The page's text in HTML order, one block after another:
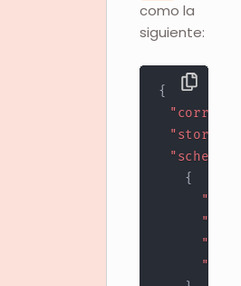
como la
siguiente:
{
{
"id"